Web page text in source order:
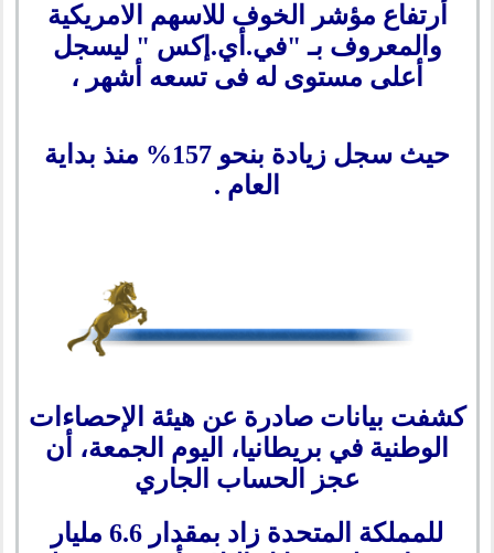
أرتفاع مؤشر الخوف للاسهم الامريكية
والمعروف بـ "في.أي.إكس " ليسجل
أعلى مستوى له فى تسعه أشهر ،
حيث سجل زيادة بنحو 157% منذ بداية
العام .
كشفت بيانات صادرة عن هيئة الإحصاءات
الوطنية في بريطانيا، اليوم الجمعة، أن
عجز الحساب الجاري
للمملكة المتحدة زاد بمقدار 6.6 مليار